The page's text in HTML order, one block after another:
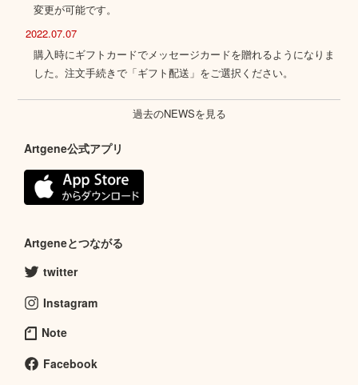
変更が可能です。
2022.07.07
購入時にギフトカードでメッセージカードを贈れるようになりま
した。注文手続きで「ギフト配送」をご選択ください。
過去のNEWSを見る
Artgene公式アプリ
Artgeneとつながる
twitter
Instagram
Note
Facebook